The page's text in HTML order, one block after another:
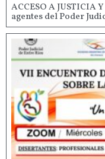
ACCESO A JUSTICIA
agentes del Poder